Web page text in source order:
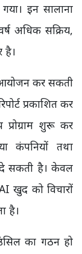
इन सालाना
अधिक सक्रिय,
है।
कर सकती
प्रकाशित कर
शुरू कर
कंपनियों तथा
दे सकती है। केवल
खुद को विचारों
है।
का गठन हो